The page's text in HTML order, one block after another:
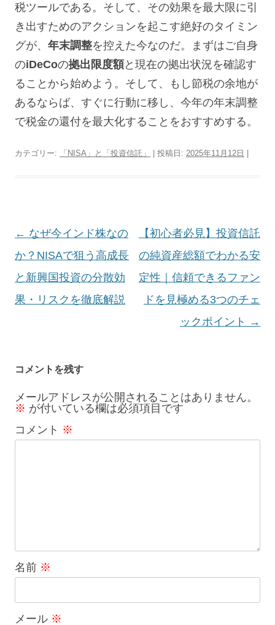
税ツールである。そして、その効果を最大限に引
き出すためのアクションを起こす絶好のタイミン
グが、 年末調整を控えた今なのだ。まずはご自身
のiDeCoの拠出限度額と現在の拠出状況を確認す
ることから始めよう。そして、もし節税の余地が
あるならば、すぐに行動に移し、今年の年末調整
で税金の還付を最大化することをおすすめする。
カテゴリー: 「NISA」と「投資信託」 | 投稿日: 2025年11月12日 |
投
稿
ナ
ビ
シ
ン
← なぜ今インド株なの
か？NISAで狙う高成長
と新興国投資の分散効
果・リスクを徹底解説
【初心者必見】投資信託
の純資産総額でわかる安
定性｜信頼できるファン
ドを見極める3つのチェ
ックポイント →
コメントを残す
メールアドレスが公開されることはありません。
※ が付いている欄は必須項目です
コメント ※
名前 ※
メール ※